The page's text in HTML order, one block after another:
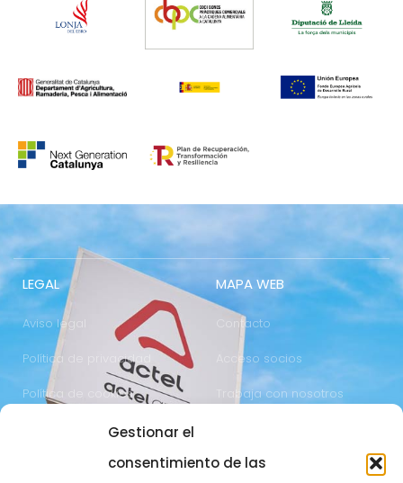
Gestionar el
consentimiento de las
LEGAL
Aviso legal
Política de privacidad
Política de cookies
MAPA WEB
Contacto
Acceso socios
Trabaja con nosotros
973 700 800
actel@actel.es comunicacio@actel.es